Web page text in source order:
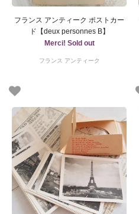
フランス アンティーク ポストカー
ド【deux personnes B】
Merci! Sold out
フランス アンティーク